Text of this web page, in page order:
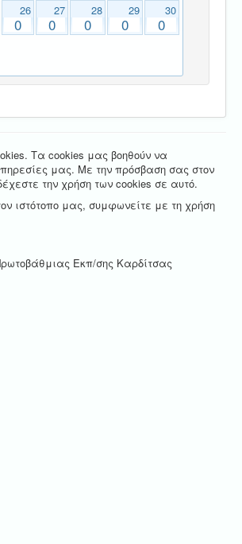
26
0
27
0
28
0
29
0
30
0
Τα cookies μας βοηθούν να
μας. Με την πρόσβαση σας στον
την χρήση των cookies σε αυτό.
ιστότοπο μας, συμφωνείτε με τη χρήση
Εκπ/σης Καρδίτσας